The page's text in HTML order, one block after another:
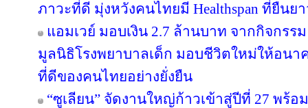
ภาวะที่ดี มุ่งหวังคนไทยมี Healthspan ที่ยืนย
แอมเวย์ มอบเงิน 2.7 ล้านบาท จากกิจกรร
มูลนิธิโรงพยาบาลเด็ก มอบชีวิตใหม่ให้อน
ที่ดีของคนไทยอย่างยั่งยืน
“ซูเลียน” จัดงานใหญ่ก้าวเข้าสู่ปีที่ 27 พร้